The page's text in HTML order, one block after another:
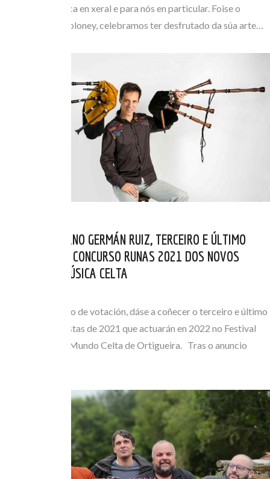
amantes da música en xeral e para nós en particular. Foise o
mestre Paddy Moloney, celebramos ter desfrutado da súa arte…
O VALLISOLETANO GERMÁN RUIZ, TERCEIRO E ÚLTIMO
FINALISTAS DO CONCURSO RUNAS 2021 DOS NOVOS
VALORES DA MÚSICA CELTA
Finalizado o prazo de votación, dáse a coñecer o terceiro e último
dos grupos finalistas de 2021 que actuarán en 2022 no Festival
Internacional do Mundo Celta de Ortigueira. Tras o anuncio